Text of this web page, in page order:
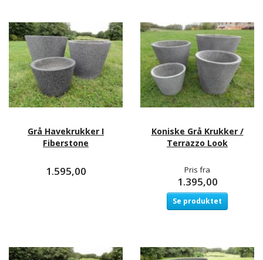
Grå Havekrukker I
Fiberstone
1.595,00
Koniske Grå Krukker /
Terrazzo Look
Pris fra
1.395,00
Se produktet